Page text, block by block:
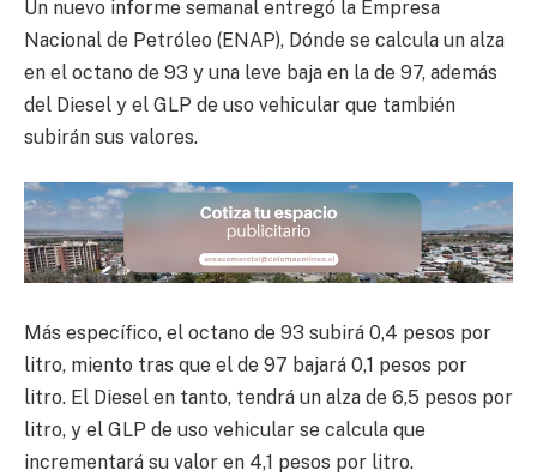
Un nuevo informe semanal entregó la Empresa
Nacional de Petróleo (ENAP), Dónde se calcula un alza
en el octano de 93 y una leve baja en la de 97, además
del Diesel y el GLP de uso vehicular que también
subirán sus valores.
Más específico, el octano de 93 subirá 0,4 pesos por
litro, miento tras que el de 97 bajará 0,1 pesos por
litro. El Diesel en tanto, tendrá un alza de 6,5 pesos por
litro, y el GLP de uso vehicular se calcula que
incrementará su valor en 4,1 pesos por litro.